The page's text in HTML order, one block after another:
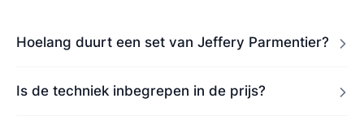
Hoelang duurt een set van Jeffery Parmentier?
Is de techniek inbegrepen in de prijs?